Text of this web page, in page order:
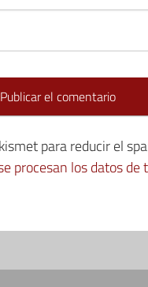
para reducir el
procesan los datos de